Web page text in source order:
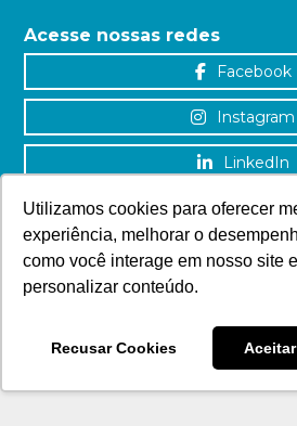
Utilizamos cookies para oferecer
experiência, melhorar o
como você interage em nosso site e
personalizar conteúdo.
Recusar Cookies
Acesse nossas redes
Facebook
Instagram
LinkedIn
YouTube